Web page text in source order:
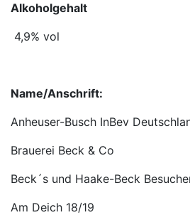
Alkoholgehalt
4,9% vol
Name/Anschrift:
Anheuser-Busch InBev
Brauerei Beck & Co
Beck´s und Haake-Beck
Am Deich 18/19